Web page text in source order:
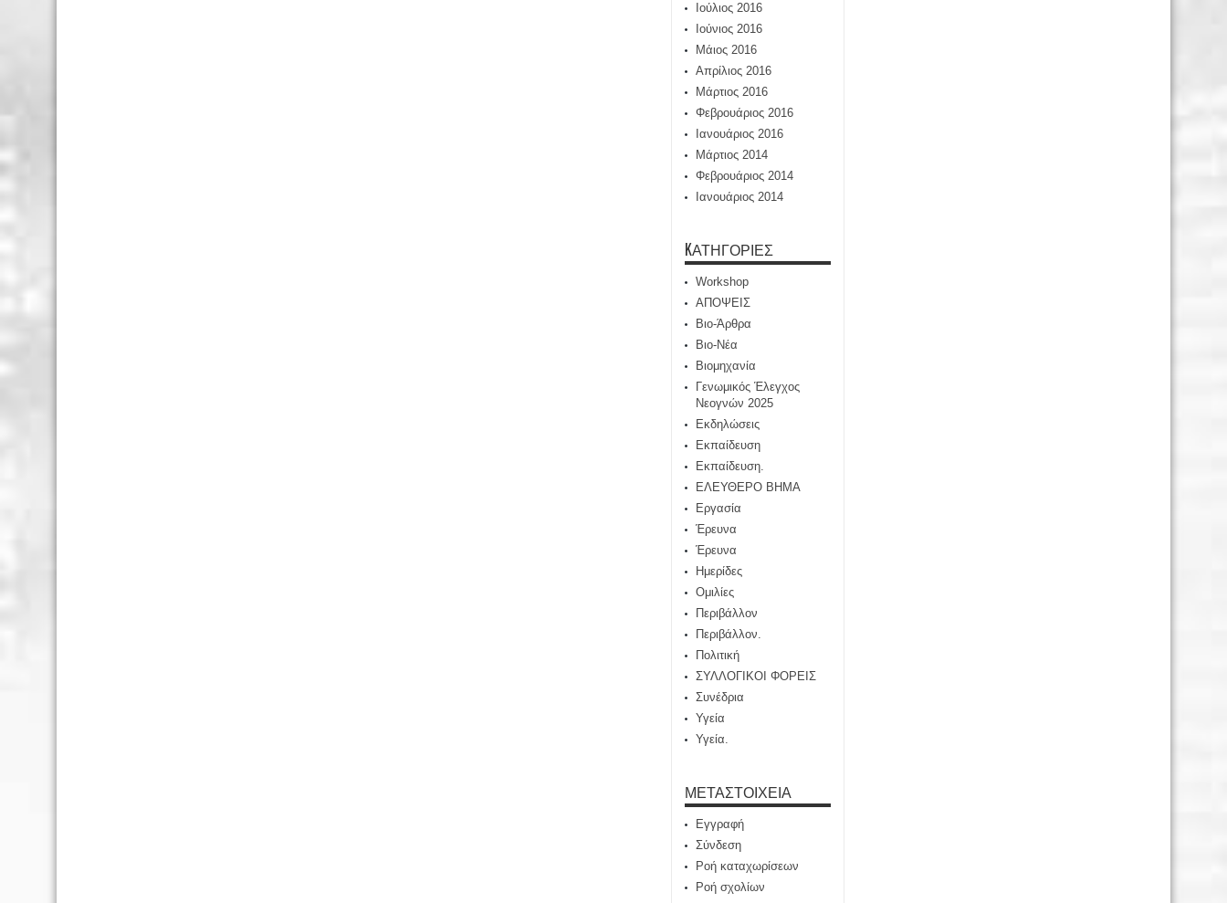
Ιούλιος 2016
Ιούνιος 2016
Μάιος 2016
Απρίλιος 2016
Μάρτιος 2016
Φεβρουάριος 2016
Ιανουάριος 2016
Μάρτιος 2014
Φεβρουάριος 2014
Ιανουάριος 2014
KΑΤΗΓΟΡΊΕΣ
Workshop
ΑΠΟΨΕΙΣ
Βιο-Άρθρα
Βιο-Νέα
Βιομηχανία
Γενωμικός Έλεγχος
Νεογνών 2025
Εκδηλώσεις
Εκπαίδευση
Εκπαίδευση.
ΕΛΕΥΘΕΡΟ ΒΗΜΑ
Εργασία
Έρευνα
Έρευνα
Ημερίδες
Ομιλίες
Περιβάλλον
Περιβάλλον.
Πολιτική
ΣΥΛΛΟΓΙΚΟΙ ΦΟΡΕΙΣ
Συνέδρια
Υγεία
Υγεία.
ΜΕΤΑΣΤΟΙΧΕΊΑ
Εγγραφή
Σύνδεση
Ροή καταχωρίσεων
Ροή σχολίων